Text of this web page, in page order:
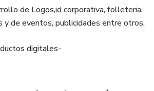
de Logos,id corporativa, folleteria,
y de eventos, publicidades entre otros.
digitales-